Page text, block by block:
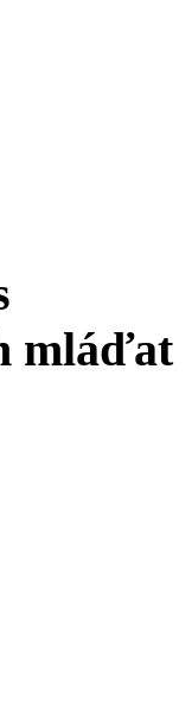
mláďat